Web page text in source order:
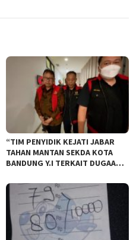
“TIM PENYIDIK KEJATI JABAR
TAHAN MANTAN SEKDA KOTA
BANDUNG Y.I TERKAIT DUGAAN
BANDUNG”.